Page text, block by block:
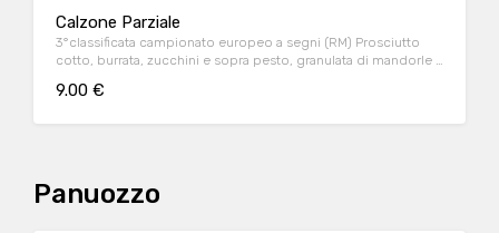
Calzone Parziale
3°classificata campionato europeo a segni (RM) Prosciutto
cotto, burrata, zucchini e sopra pesto, granulata di mandorle e
9.00 €
Panuozzo